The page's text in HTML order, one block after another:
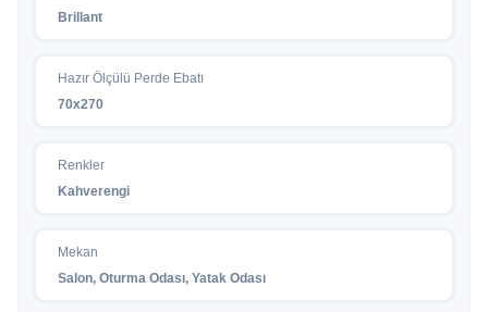
Brillant
Hazır Ölçülü Perde Ebatı
70x270
Renkler
Kahverengi
Mekan
Salon, Oturma Odası, Yatak Odası